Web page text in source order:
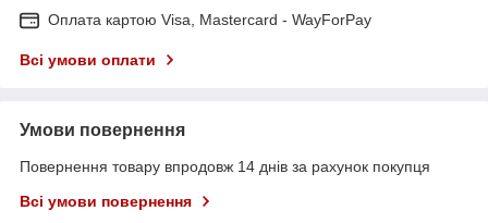
Оплата картою Visa, Mastercard - WayForPay
Всі умови оплати
Умови повернення
Повернення товару впродовж 14 днів за рахунок покупця
Всі умови повернення